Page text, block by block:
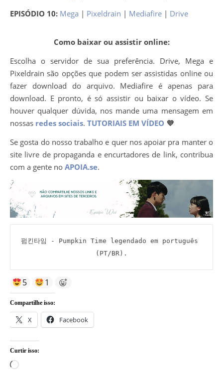
EPISÓDIO 10: Mega | Pixeldrain | Mediafire | Drive
Como baixar ou assistir online:
Escolha o servidor de sua preferência. Drive, Mega e
Pixeldrain são opções que podem ser assistidas online ou
fazer download do arquivo. Mediafire é apenas para
download. E pronto, é só assistir ou baixar o vídeo. Se
houver qualquer dúvida, nos mande uma mensagem em
nossas redes sociais. TUTORIAIS EM VÍDEO 💜
Se gosta do nosso trabalho e quer nos apoiar pra manter o
site livre de propaganda e encurtadores de link, contribua
com a gente no APOIA.se.
펌킨타임 - Pumpkin Time legendado em português
(PT/BR).
5 1
Compartilhe isso:
X Facebook
Curtir isso:
Carregando...